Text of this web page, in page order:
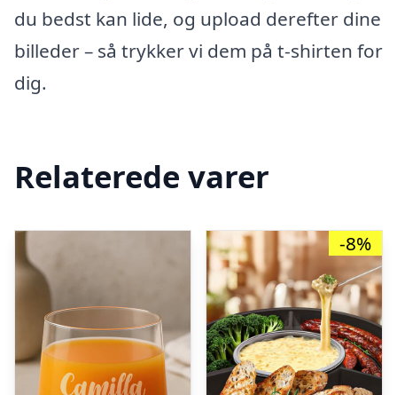
du bedst kan lide, og upload derefter dine
billeder – så trykker vi dem på t-shirten for
dig.
Relaterede varer
-8%